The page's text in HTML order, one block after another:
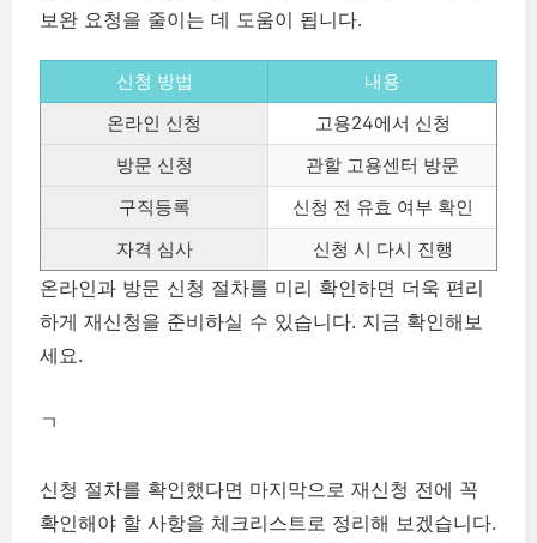
보완 요청을 줄이는 데 도움이 됩니다.
신청 방법
내용
온라인 신청
고용24에서 신청
방문 신청
관할 고용센터 방문
구직등록
신청 전 유효 여부 확인
자격 심사
신청 시 다시 진행
온라인과 방문 신청 절차를 미리 확인하면 더욱 편리
하게 재신청을 준비하실 수 있습니다. 지금 확인해보
세요.
ㄱ
신청 절차를 확인했다면 마지막으로 재신청 전에 꼭
확인해야 할 사항을 체크리스트로 정리해 보겠습니다.